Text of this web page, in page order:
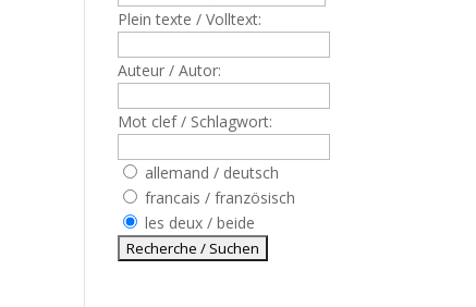
Plein texte / Volltext:
Auteur / Autor:
Mot clef / Schlagwort:
allemand / deutsch
francais / französisch
les deux / beide